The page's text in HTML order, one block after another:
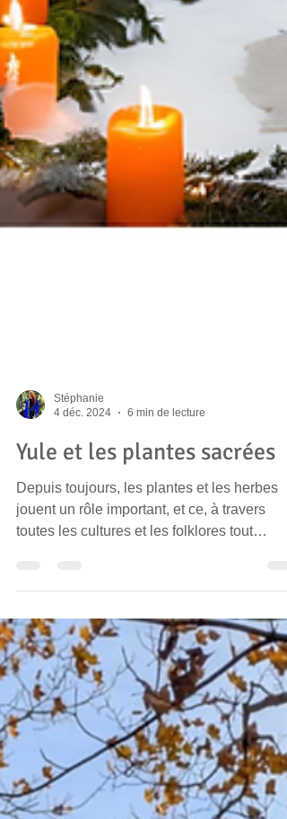
4 déc. 2024
6 min de lecture
Yule et les plantes sacrées
Depuis toujours, les plantes et les herbes
jouent un rôle important, et ce, à travers